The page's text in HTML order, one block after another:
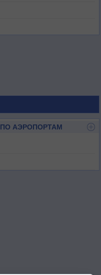
АЭРОПОРТАМ